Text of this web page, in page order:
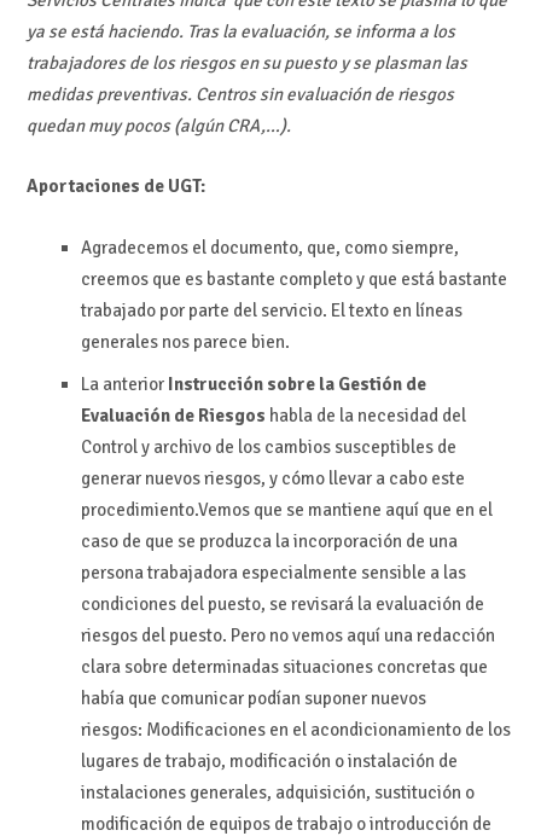
ya se está haciendo. Tras la evaluación, se informa a los
trabajadores de los riesgos en su puesto y se plasman las
medidas preventivas. Centros sin evaluación de riesgos
quedan muy pocos (algún CRA,…).
Aportaciones de UGT:
Agradecemos el documento, que, como siempre,
creemos que es bastante completo y que está bastante
trabajado por parte del servicio. El texto en líneas
generales nos parece bien.
La anterior Instrucción sobre la Gestión de
Evaluación de Riesgos habla de la necesidad del
Control y archivo de los cambios susceptibles de
generar nuevos riesgos, y cómo llevar a cabo este
procedimiento.Vemos que se mantiene aquí que en el
caso de que se produzca la incorporación de una
persona trabajadora especialmente sensible a las
condiciones del puesto, se revisará la evaluación de
riesgos del puesto. Pero no vemos aquí una redacción
clara sobre determinadas situaciones concretas que
había que comunicar podían suponer nuevos
riesgos: Modificaciones en el acondicionamiento de los
lugares de trabajo, modificación o instalación de
instalaciones generales, adquisición, sustitución o
modificación de equipos de trabajo o introducción de